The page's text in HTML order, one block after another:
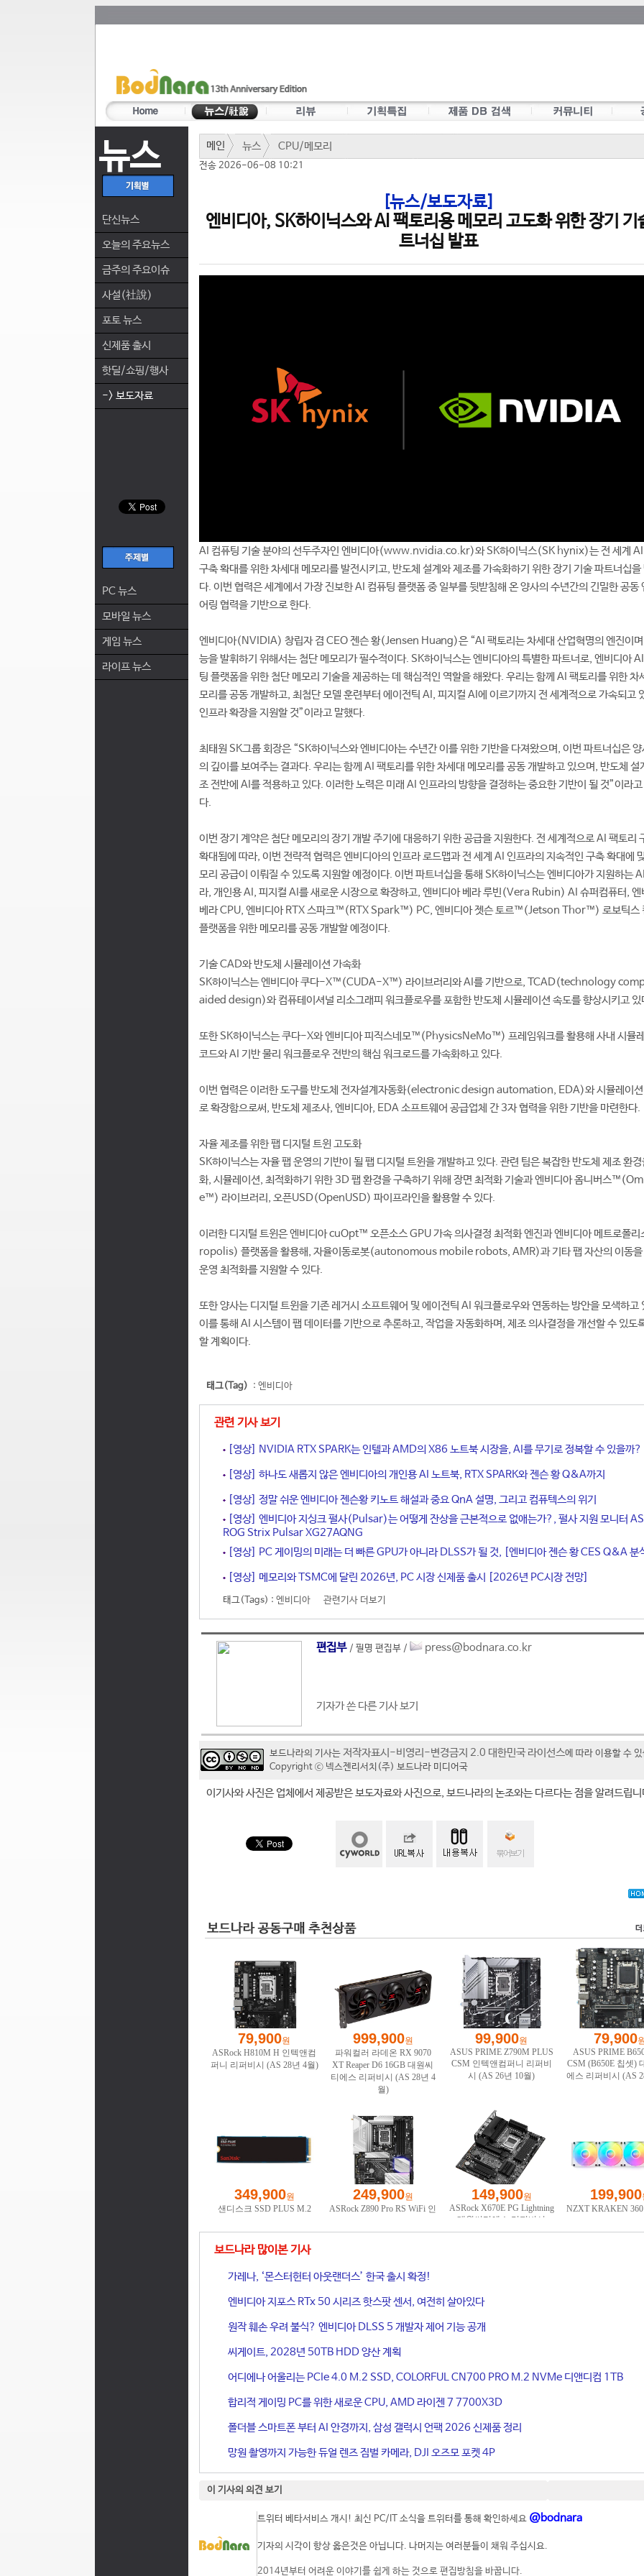
뉴스
단신뉴스
오늘의 주요뉴스
금주의 주요이슈
사설(社說)
포토 뉴스
신제품 출시
핫딜/쇼핑/행사
-> 보도자료
PC 뉴스
모바일 뉴스
게임 뉴스
라이프 뉴스
메인 뉴스 CPU/메모리
전송 2026-06-08 10:21
[뉴스/보도자료]
엔비디아, SK하이닉스와 AI 팩토리용 메모리 고도화 위한 장기 기
트너십 발표
AI 컴퓨팅 기술 분야의 선두주자인 엔비디아(www.nvidia.co.kr)와 SK하이닉스(SK hynix)는 전 세계 AI
구축 확대를 위한 차세대 메모리를 발전시키고, 반도체 설계와 제조를 가속화하기 위한 장기 기술 파트너십을
다. 이번 협력은 세계에서 가장 진보한 AI 컴퓨팅 플랫폼 중 일부를 뒷받침해 온 양사의 수년간의 긴밀한 공동
어링 협력을 기반으로 한다.
엔비디아(NVIDIA) 창립자 겸 CEO 젠슨 황(Jensen Huang)은 “AI 팩토리는 차세대 산업혁명의 엔진이며
능을 발휘하기 위해서는 첨단 메모리가 필수적이다. SK하이닉스는 엔비디아의 특별한 파트너로, 엔비디아
팅 플랫폼을 위한 첨단 메모리 기술을 제공하는 데 핵심적인 역할을 해왔다. 우리는 함께 AI 팩토리를 위한 차
모리를 공동 개발하고, 최첨단 모델 훈련부터 에이전틱 AI, 피지컬 AI에 이르기까지 전 세계적으로 가속되고
인프라 확장을 지원할 것”이라고 말했다.
최태원 SK그룹 회장은 “SK하이닉스와 엔비디아는 수년간 이를 위한 기반을 다져왔으며, 이번 파트너십은 양
의 깊이를 보여주는 결과다. 우리는 함께 AI 팩토리를 위한 차세대 메모리를 공동 개발하고 있으며, 반도체 설
조 전반에 AI를 적용하고 있다. 이러한 노력은 미래 AI 인프라의 방향을 결정하는 중요한 기반이 될 것”이라고
다.
이번 장기 계약은 첨단 메모리의 장기 개발 주기에 대응하기 위한 공급을 지원한다. 전 세계적으로 AI 팩토리
확대됨에 따라, 이번 전략적 협력은 엔비디아의 인프라 로드맵과 전 세계 AI 인프라의 지속적인 구축 확대에
모리 공급이 이뤄질 수 있도록 지원할 예정이다. 이번 파트너십을 통해 SK하이닉스는 엔비디아가 지원하는
라, 개인용 AI, 피지컬 AI를 새로운 시장으로 확장하고, 엔비디아 베라 루빈(Vera Rubin) AI 슈퍼컴퓨터, 엔
베라 CPU, 엔비디아 RTX 스파크™(RTX Spark™) PC, 엔비디아 젯슨 토르™(Jetson Thor™) 로보틱스
플랫폼을 위한 메모리를 공동 개발할 예정이다.
기술 CAD와 반도체 시뮬레이션 가속화
SK하이닉스는 엔비디아 쿠다-X™(CUDA-X™) 라이브러리와 AI를 기반으로, TCAD(technology
aided design)와 컴퓨테이셔널 리소그래피 워크플로우를 포함한 반도체 시뮬레이션 속도를 향상시키고 있
또한 SK하이닉스는 쿠다-X와 엔비디아 피직스네모™(PhysicsNeMo™) 프레임워크를 활용해 사내 시뮬
코드와 AI 기반 물리 워크플로우 전반의 핵심 워크로드를 가속화하고 있다.
이번 협력은 이러한 도구를 반도체 전자설계자동화(electronic design automation, EDA)와 시뮬레이션
로 확장함으로써, 반도체 제조사, 엔비디아, EDA 소프트웨어 공급업체 간 3자 협력을 위한 기반을 마련한다.
자율 제조를 위한 팹 디지털 트윈 고도화
SK하이닉스는 자율 팹 운영의 기반이 될 팹 디지털 트윈을 개발하고 있다. 관련 팀은 복잡한 반도체 제조 환
화, 시뮬레이션, 최적화하기 위한 3D 팹 환경을 구축하기 위해 장면 최적화 기술과 엔비디아 옴니버스
e™) 라이브러리, 오픈USD(OpenUSD) 파이프라인을 활용할 수 있다.
이러한 디지털 트윈은 엔비디아 cuOpt™ 오픈소스 GPU 가속 의사결정 최적화 엔진과 엔비디아 메트로폴
ropolis) 플랫폼을 활용해, 자율이동로봇(autonomous mobile robots, AMR)과 기타 팹 자산의 이동을
운영 최적화를 지원할 수 있다.
또한 양사는 디지털 트윈을 기존 레거시 소프트웨어 및 에이전틱 AI 워크플로우와 연동하는 방안을 모색하고
이를 통해 AI 시스템이 팹 데이터를 기반으로 추론하고, 작업을 자동화하며, 제조 의사결정을 개선할 수 있도
할 계획이다.
태그(Tag) : 엔비디아
관련 기사 보기
[영상] NVIDIA RTX SPARK는 인텔과 AMD의 X86 노트북 시장을, AI를 무기로 정복할 수 있을까?
[영상] 하나도 새롭지 않은 엔비디아의 개인용 AI 노트북, RTX SPARK와 젠슨 황 Q&A까지
[영상] 정말 쉬운 엔비디아 젠슨황 키노트 해설과 중요 QnA 설명, 그리고 컴퓨텍스의 위기
[영상] 엔비디아 지싱크 펄사(Pulsar)는 어떻게 잔상을 근본적으로 없애는가?, 펄사 지원 모니터
ROG Strix Pulsar XG27AQNG
[영상] PC 게이밍의 미래는 더 빠른 GPU가 아니라 DLSS가 될 것, [엔비디아 젠슨 황 CES Q&A 분
[영상] 메모리와 TSMC에 달린 2026년, PC 시장 신제품 출시 [2026년 PC시장 전망]
태그(Tags) : 엔비디아 관련기사 더보기
편집부 / 필명 편집부 / press@bodnara.co.kr
기자가 쓴 다른 기사 보기
보드나라의 기사는 저작자표시-비영리-변경금지 2.0 대한민국 라이선스에 따라 이용할 수
Copyright ⓒ 넥스젠리서치(주) 보드나라 미디어국
이기사와 사진은 업체에서 제공받은 보도자료와 사진으로, 보드나라의 논조와는 다르다는 점을 알려드립니
보드나라 많이본 기사
가레나, ‘몬스터헌터 아웃랜더스’ 한국 출시 확정!
엔비디아 지포스 RTx 50 시리즈 핫스팟 센서, 여전히 살아있다
원작 훼손 우려 불식? 엔비디아 DLSS 5 개발자 제어 기능 공개
씨게이트, 2028년 50TB HDD 양산 계획
어디에나 어울리는 PCIe 4.0 M.2 SSD, COLORFUL CN700 PRO M.2 NVMe 디앤디컴 1TB
합리적 게이밍 PC를 위한 새로운 CPU, AMD 라이젠 7 7700X3D
폴더블 스마트폰 부터 AI 안경까지, 삼성 갤럭시 언팩 2026 신제품 정리
망원 촬영까지 가능한 듀얼 렌즈 짐벌 카메라, DJI 오즈모 포켓 4P
이 기사의 의견 보기
트위터 베타서비스 개시! 최신 PC/IT 소식을 트위터를 통해 확인하세요 @bodnara
기자의 시각이 항상 옳은것은 아닙니다. 나머지는 여러분들이 채워 주십시요.
2014년부터 어려운 이야기를 쉽게 하는 것으로 편집방침을 바꿉니다.